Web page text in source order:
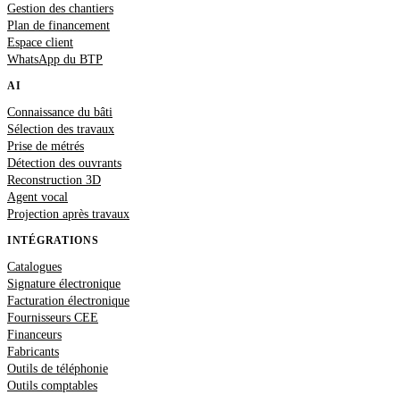
Gestion des chantiers
Plan de financement
Espace client
WhatsApp du BTP
AI
Connaissance du bâti
Sélection des travaux
Prise de métrés
Détection des ouvrants
Reconstruction 3D
Agent vocal
Projection après travaux
INTÉGRATIONS
Catalogues
Signature électronique
Facturation électronique
Fournisseurs CEE
Financeurs
Fabricants
Outils de téléphonie
Outils comptables